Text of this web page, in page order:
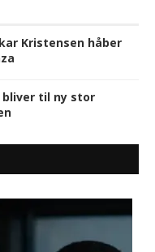
Kristensen håber
til ny stor